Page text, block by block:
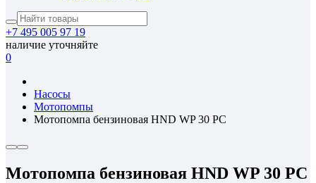
+7 495 005 97 19
наличие уточняйте
0
Насосы
Мотопомпы
Мотопомпа бензиновая HND WP 30 PC
Мотопомпа бензиновая HND WP 30 PC